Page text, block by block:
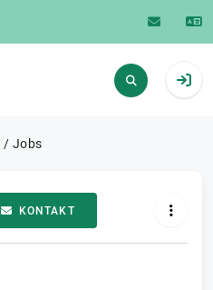
Jobs
KONTAKT